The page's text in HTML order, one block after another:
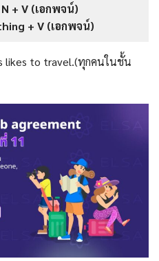
+ V (เอกพจน์)
+ V (เอกพจน์)
likes to travel.(ทุกคนในชั้น